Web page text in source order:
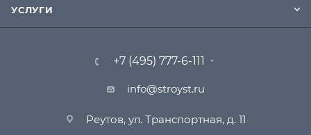
УСЛУГИ
+7 (495) 777-6-111
info@stroyst.ru
Реутов, ул. Транспортная, д. 11